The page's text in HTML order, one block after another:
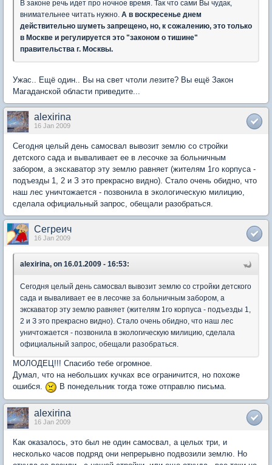
В законе речь идет про ночное время. Так что сами Вы чудак,
внимательнее читать нужно. А в воскресенье днем
действительно шуметь запрещено, но, к сожалению, это только
в Москве и регулируется это "законом о тишине"
правительства г. Москвы.
Ужас.. Ещё один.. Вы на свет чтоли лезите? Вы ещё Закон
Магаданской области приведите...
alexirina
16 Jan 2009
Сегодня целый день самосвал вывозит землю со стройки
детского сада и вываливает ее в лесочке за больничным
забором, а экскаватор эту землю равняет (жителям 1го корпуса -
подъезды 1, 2 и З это прекрасно видно). Стало очень обидно, что
наш лес уничтожается - позвонила в экологическую милицию,
сделала официальный запрос, обещали разобраться.
Сегреич
16 Jan 2009
alexirina, on 16.01.2009 - 16:53:
Сегодня целый день самосвал вывозит землю со стройки детского
сада и вываливает ее в лесочке за больничным забором, а
экскаватор эту землю равняет (жителям 1го корпуса - подъезды 1,
2 и З это прекрасно видно). Стало очень обидно, что наш лес
уничтожается - позвонила в экологическую милицию, сделала
официальный запрос, обещали разобраться.
МОЛОДЕЦ!!! Спасибо тебе огромное.
Думал, что на небольших кучках все ограничится, но похоже
ошибся.
В понедельник тогда тоже отправлю письма.
alexirina
16 Jan 2009
Как оказалось, это был не один самосвал, а целых три, и
несколько часов подряд они непрерывно подвозили землю. Но